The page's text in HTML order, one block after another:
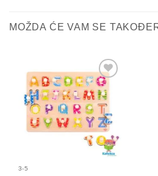
MOŽDA ĆE VAM SE
Sačuvaj
proizvod
3-5